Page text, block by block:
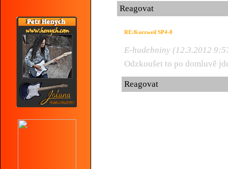
Reagovat
RE:Kurzweil SP4-8
E-hudebniny (12.3.2012
Odzkoušet to po domluvě
Reagovat